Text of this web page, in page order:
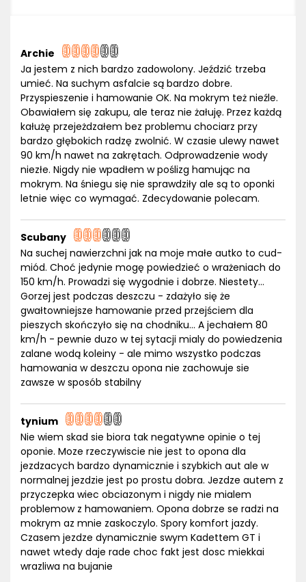
Archie
Ja jestem z nich bardzo zadowolony. Jeździć trzeba
umieć. Na suchym asfalcie są bardzo dobre.
Przyspieszenie i hamowanie OK. Na mokrym też nieźle.
Obawiałem się zakupu, ale teraz nie żałuję. Przez każdą
kałużę przejeżdzałem bez problemu chociarz przy
bardzo głębokich radzę zwolnić. W czasie ulewy nawet
90 km/h nawet na zakrętach. Odprowadzenie wody
niezłe. Nigdy nie wpadłem w poślizg hamując na
mokrym. Na śniegu się nie sprawdziły ale są to oponki
letnie więc co wymagać. Zdecydowanie polecam.
Scubany
Na suchej nawierzchni jak na moje małe autko to cud-
miód. Choć jedynie mogę powiedzieć o wrażeniach do
150 km/h. Prowadzi się wygodnie i dobrze. Niestety...
Gorzej jest podczas deszczu - zdażyło się że
gwałtowniejsze hamowanie przed przejściem dla
pieszych skończyło się na chodniku... A jechałem 80
km/h - pewnie duzo w tej sytacji mialy do powiedzenia
zalane wodą koleiny - ale mimo wszystko podczas
hamowania w deszczu opona nie zachowuje sie
zawsze w sposób stabilny
tynium
Nie wiem skad sie biora tak negatywne opinie o tej
oponie. Moze rzeczywiscie nie jest to opona dla
jezdzacych bardzo dynamicznie i szybkich aut ale w
normalnej jezdzie jest po prostu dobra. Jezdze autem z
przyczepka wiec obciazonym i nigdy nie mialem
problemow z hamowaniem. Opona dobrze se radzi na
mokrym az mnie zaskoczylo. Spory komfort jazdy.
Czasem jezdze dynamicznie swym Kadettem GT i
nawet wtedy daje rade choc fakt jest dosc miekkai
wrazliwa na bujanie